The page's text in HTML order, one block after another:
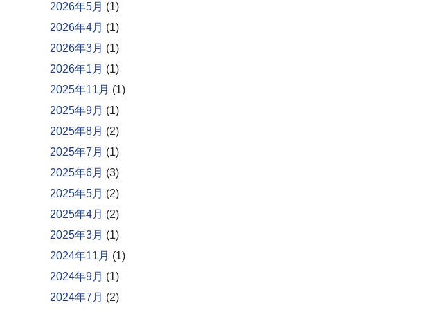
2026年5月 (1)
2026年4月 (1)
2026年3月 (1)
2026年1月 (1)
2025年11月 (1)
2025年9月 (1)
2025年8月 (2)
2025年7月 (1)
2025年6月 (3)
2025年5月 (2)
2025年4月 (2)
2025年3月 (1)
2024年11月 (1)
2024年9月 (1)
2024年7月 (2)